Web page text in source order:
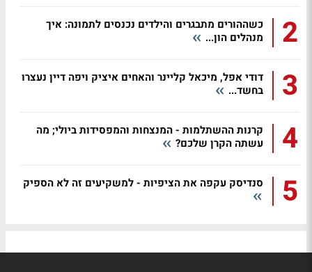
2
כשההורים מתבגרים והילדים נכנסים לתמונה: איך
מנהלים הון...
3
דודי אפל, מיכאל קליינר והאחים איציק ויפה דיין נעצרו
בחשד...
4
קרנות ההשתלמות - המנצחות והמפסידות ביולי; מה
עשתה הקרן שלכם?
5 סנדיסק עקפה את הציפיות - למשקיעים זה לא הספיק